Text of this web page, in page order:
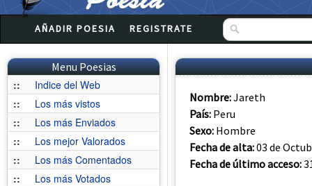
AÑADIR POESIA REGISTRATE
Menu Poesias
::
Indice del Web
::
Los más vistos
::
Los más Enviados
::
Los mejor Valorados
::
Los más Comentados
::
Los más Votados
Nombre:Jareth
País: Peru
Sexo: Hombre
Fecha de alta:03 de
Fecha de último acceso: